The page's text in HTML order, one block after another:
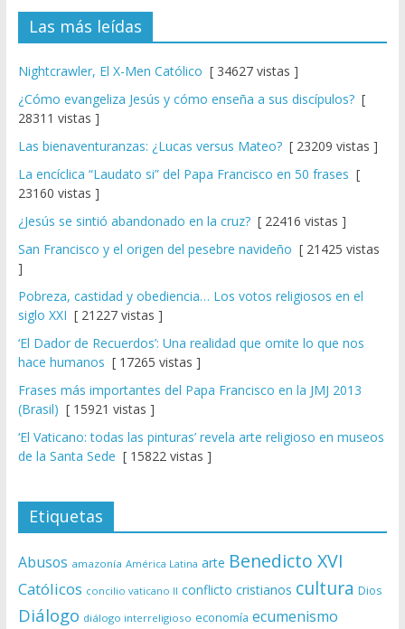
Las más leídas
Nightcrawler, El X-Men Católico [ 34627 vistas ]
¿Cómo evangeliza Jesús y cómo enseña a sus discípulos?[
28311 vistas ]
Las bienaventuranzas: ¿Lucas versus Mateo?[ 23209 vistas ]
La encíclica “Laudato si” del Papa Francisco en 50 frases [
23160 vistas ]
¿Jesús se sintió abandonado en la cruz?[ 22416 vistas ]
San Francisco y el origen del pesebre navideño [ 21425 vistas
]
Pobreza, castidad y obediencia… Los votos religiosos en el
siglo XXI [ 21227 vistas ]
‘El Dador de Recuerdos’: Una realidad que omite lo que nos
hace humanos [ 17265 vistas ]
Frases más importantes del Papa Francisco en la JMJ 2013
(Brasil) [ 15921 vistas ]
‘El Vaticano: todas las pinturas’ revela arte religioso en museos
de la Santa Sede [ 15822 vistas ]
Etiquetas
Abusos amazonía América Latina arte Benedicto XVI
Católicos concilio vaticano II conflicto cristianos cultura Dios
Diálogo diálogo interreligioso economía ecumenismo